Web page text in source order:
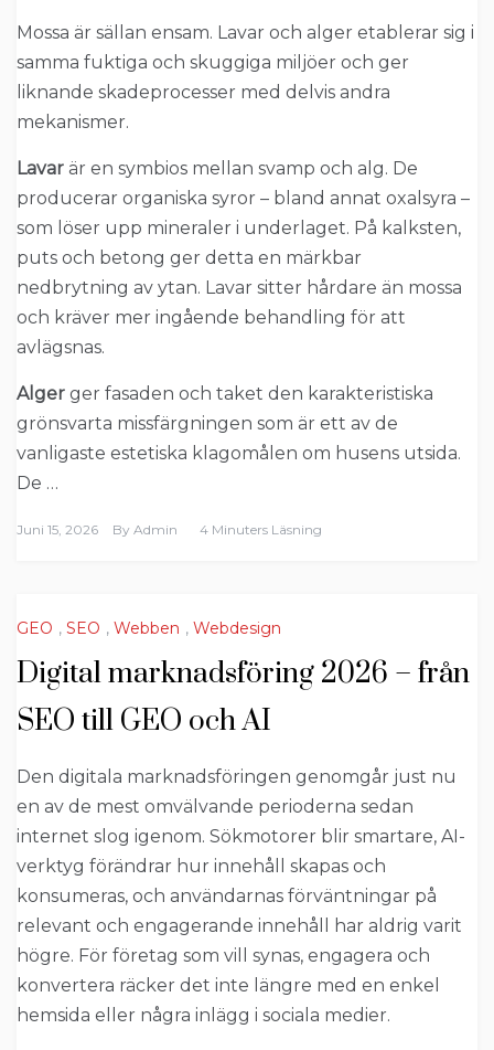
Mossa är sällan ensam. Lavar och alger etablerar sig i
samma fuktiga och skuggiga miljöer och ger
liknande skadeprocesser med delvis andra
mekanismer.
Lavar är en symbios mellan svamp och alg. De
producerar organiska syror – bland annat oxalsyra –
som löser upp mineraler i underlaget. På kalksten,
puts och betong ger detta en märkbar
nedbrytning av ytan. Lavar sitter hårdare än mossa
och kräver mer ingående behandling för att
avlägsnas.
Alger ger fasaden och taket den karakteristiska
grönsvarta missfärgningen som är ett av de
vanligaste estetiska klagomålen om husens utsida.
De …
Juni 15, 2026 By Admin 4 Minuters Läsning
GEO , SEO , Webben , Webdesign
Digital marknadsföring 2026 – från
SEO till GEO och AI
Den digitala marknadsföringen genomgår just nu
en av de mest omvälvande perioderna sedan
internet slog igenom. Sökmotorer blir smartare, AI-
verktyg förändrar hur innehåll skapas och
konsumeras, och användarnas förväntningar på
relevant och engagerande innehåll har aldrig varit
högre. För företag som vill synas, engagera och
konvertera räcker det inte längre med en enkel
hemsida eller några inlägg i sociala medier.